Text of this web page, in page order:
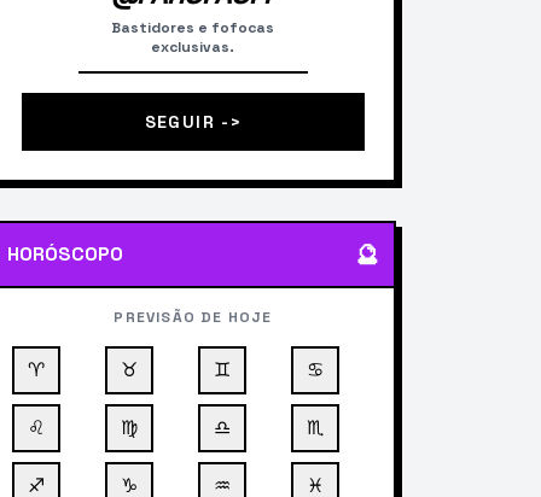
Bastidores e fofocas
exclusivas.
SEGUIR ->
HORÓSCOPO 🔮
PREVISÃO DE HOJE
♈ ♉ ♊ ♋
♌ ♍ ♎ ♏
♐ ♑ ♒ ♓